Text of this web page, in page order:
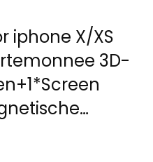
iphone X/XS
3D-